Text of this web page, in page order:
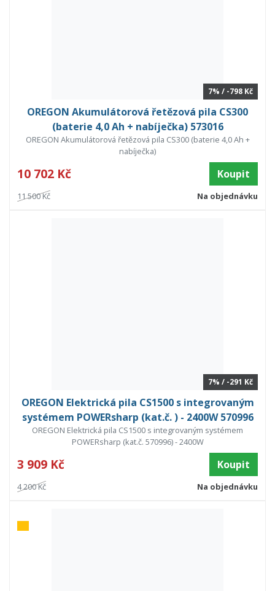
7% / -798 Kč
OREGON Akumulátorová řetězová pila CS300
(baterie 4,0 Ah + nabíječka) 573016
OREGON Akumulátorová řetězová pila CS300 (baterie 4,0 Ah +
nabíječka)
10 702 Kč Koupit
11 500 Kč Na objednávku
7% / -291 Kč
OREGON Elektrická pila CS1500 s integrovaným
systémem POWERsharp (kat.č. ) - 2400W 570996
OREGON Elektrická pila CS1500 s integrovaným systémem
POWERsharp (kat.č. 570996) - 2400W
3 909 Kč Koupit
4 200 Kč Na objednávku